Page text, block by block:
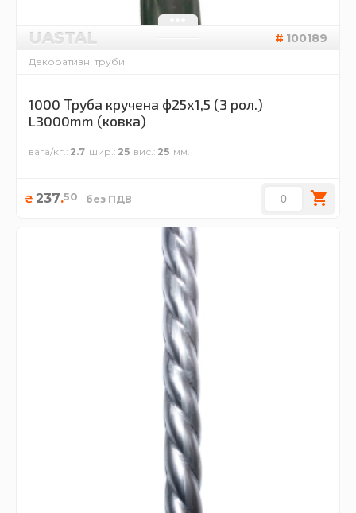
UASTAL 100189
Декоративні труби
1000 Труба кручена ф25х1,5 (3 рол.)
L3000mm (ковка)
вага/кг. 2.7 шир. 25 вис. 25
₴ 237.50 без ПДВ